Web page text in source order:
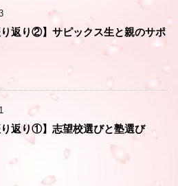
り返り②】サピックス生と親のサポ
り返り①】志望校選びと塾選び